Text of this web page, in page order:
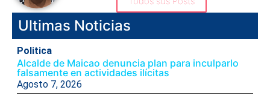
Ultimas Noticias
Politica
Alcalde de Maicao denuncia plan para inculparlo
falsamente en actividades ilícitas
Agosto 7, 2026